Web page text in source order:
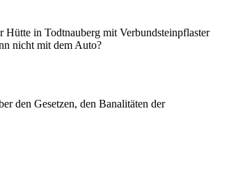
Hütte in Todtnauberg mit Verbundsteinpflaster
nicht mit dem Auto?
den Gesetzen, den Banalitäten der